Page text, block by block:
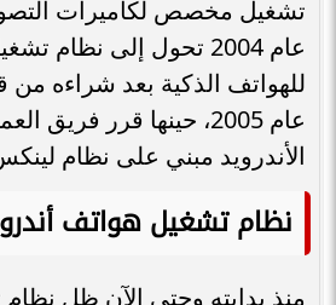
تشغيل مخصص لكاميرات
عام 2004 تحول إلى
للهواتف الذكية بعد شراءه
عام 2005، حينها قرر
الأندرويد مبني على نظام
نظام تشغيل هواتف
منذ بدايته وحتى الآن ظل